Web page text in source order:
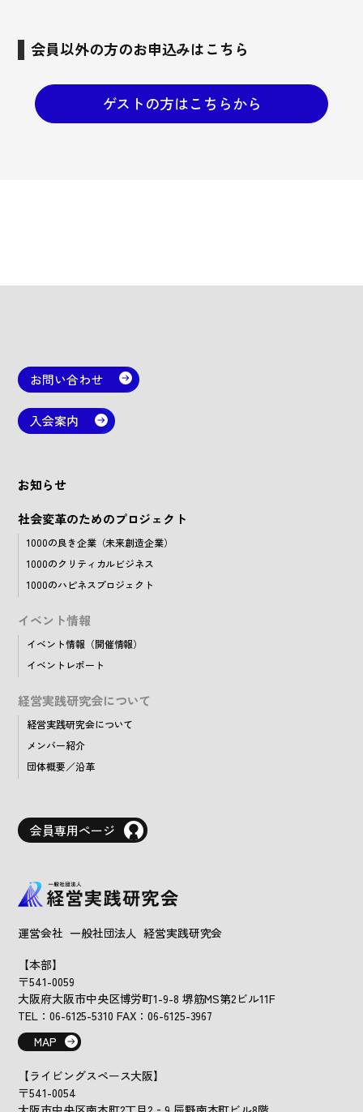
会員以外の方のお申込みはこちら
ゲストの方はこちらから
お問い合わせ
入会案内
お知らせ
社会変革のためのプロジェクト
1000の良き企業（未来創造企業）
1000のクリティカルビジネス
1000のハピネスプロジェクト
イベント情報
イベント情報（開催情報）
イベントレポート
経営実践研究会について
経営実践研究会について
メンバー紹介
団体概要／沿革
会員専用ページ
運営会社 一般社団法人 経営実践研究会
【本部】
〒541-0059
大阪府大阪市中央区博労町1-9-8 堺筋MS第2ビル11F
TEL：06-6125-5310 FAX：06-6125-3967
MAP
【ライビングスペース大阪】
〒541-0054